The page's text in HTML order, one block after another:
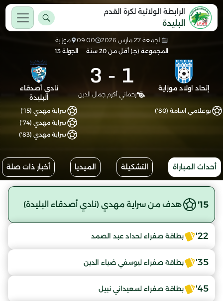
الرابطة الولائية لكرة القدم
البليدة
الجمعة 27 مارس 2026 09:00
موزاية
المجموعة (جـ) أقل من 20 سنة
الجولة 13
إتحاد اولاد موزاية 1
-
3
رحماني أكرم جمال الدين
نادي أصدقاء
البليدة
بوعلامي اسامة (80')
سراية مهدي (15')
سراية مهدي (74')
سراية مهدي (83')
أحداث المباراة التشكيلة الميديا أخبار ذات صلة
15' هدف من سراية مهدي (نادي أصدقاء البليدة)
22' بطاقة صفراء لحداد عبد الصمد
35' بطاقة صفراء ليوسفي ضياء الدين
45' بطاقة صفراء لسعيداني نبيل